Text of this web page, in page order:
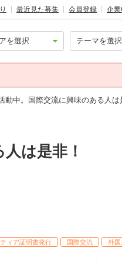
最近見た募集 会員登録 企
動中。国際交流に興味のある人は
は是非！
ィア証明書発行 国際交流 外国